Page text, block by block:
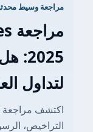
مراجعة وسيط
لتداول
التراخيص،